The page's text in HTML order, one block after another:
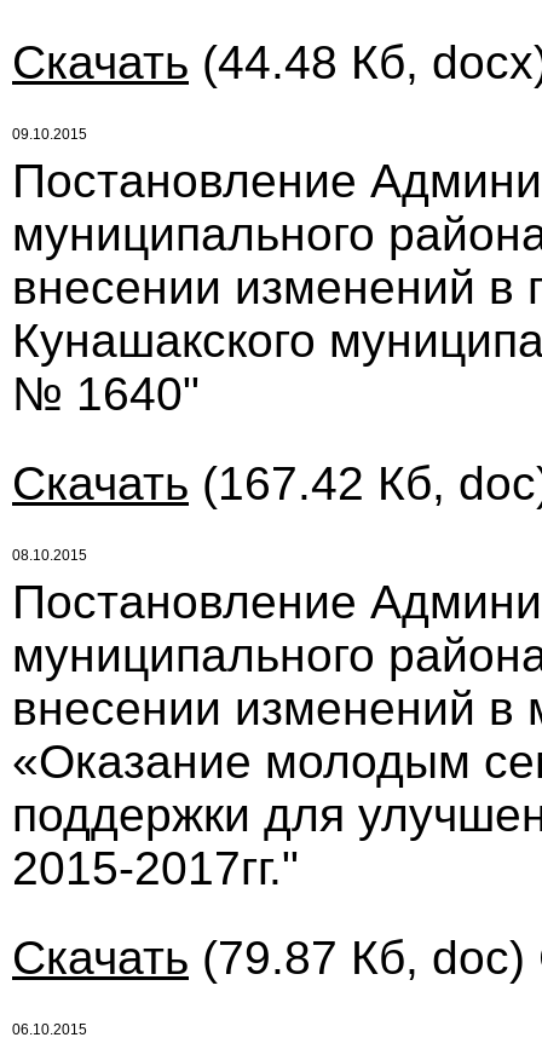
Скачать (44.48 Кб,
09.10.2015
Постановление
муниципального
внесении изменений в
Кунашакского
№ 1640"
Скачать (167.42 Кб,
08.10.2015
Постановление
муниципального
внесении изменений
«Оказание молодым
поддержки для
2015-2017гг."
Скачать (79.87 Кб, doc)
06.10.2015